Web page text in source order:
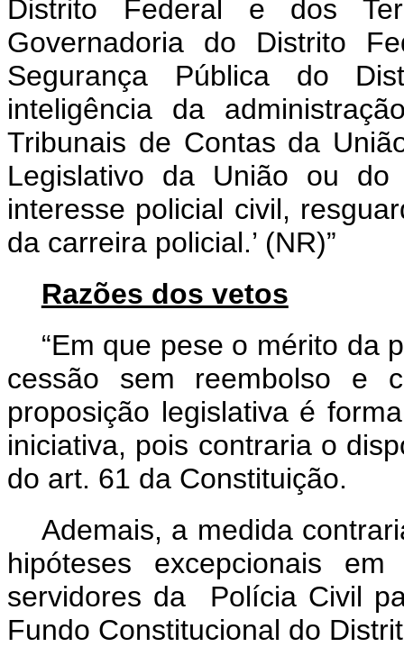
Distrito Federal e dos
Governadoria do Distrito
Segurança Pública do
inteligência da
Tribunais de Contas da
Legislativo da União ou
interesse policial civil,
da carreira policial.’ (NR)”
Razões dos vetos
“Em que pese o mérito da
cessão sem reembolso e
proposição legislativa é
iniciativa, pois contraria o
do art. 61 da Constituição.
Ademais, a medida
hipóteses excepcionais
servidores da Polícia Civil
Fundo Constitucional do